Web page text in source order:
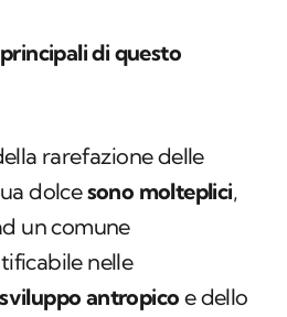
di questo
rarefazione delle
dolcesono molteplici,
un comune
nelle
antropicoe dello